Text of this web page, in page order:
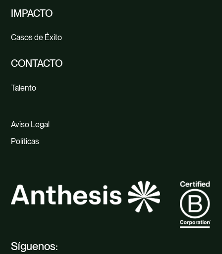
Síguenos:
IMPACTO
Casos de Éxito
CONTACTO
Talento
Aviso Legal
Políticas